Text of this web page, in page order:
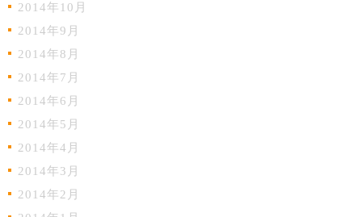
2014年10月
2014年9月
2014年8月
2014年7月
2014年6月
2014年5月
2014年4月
2014年3月
2014年2月